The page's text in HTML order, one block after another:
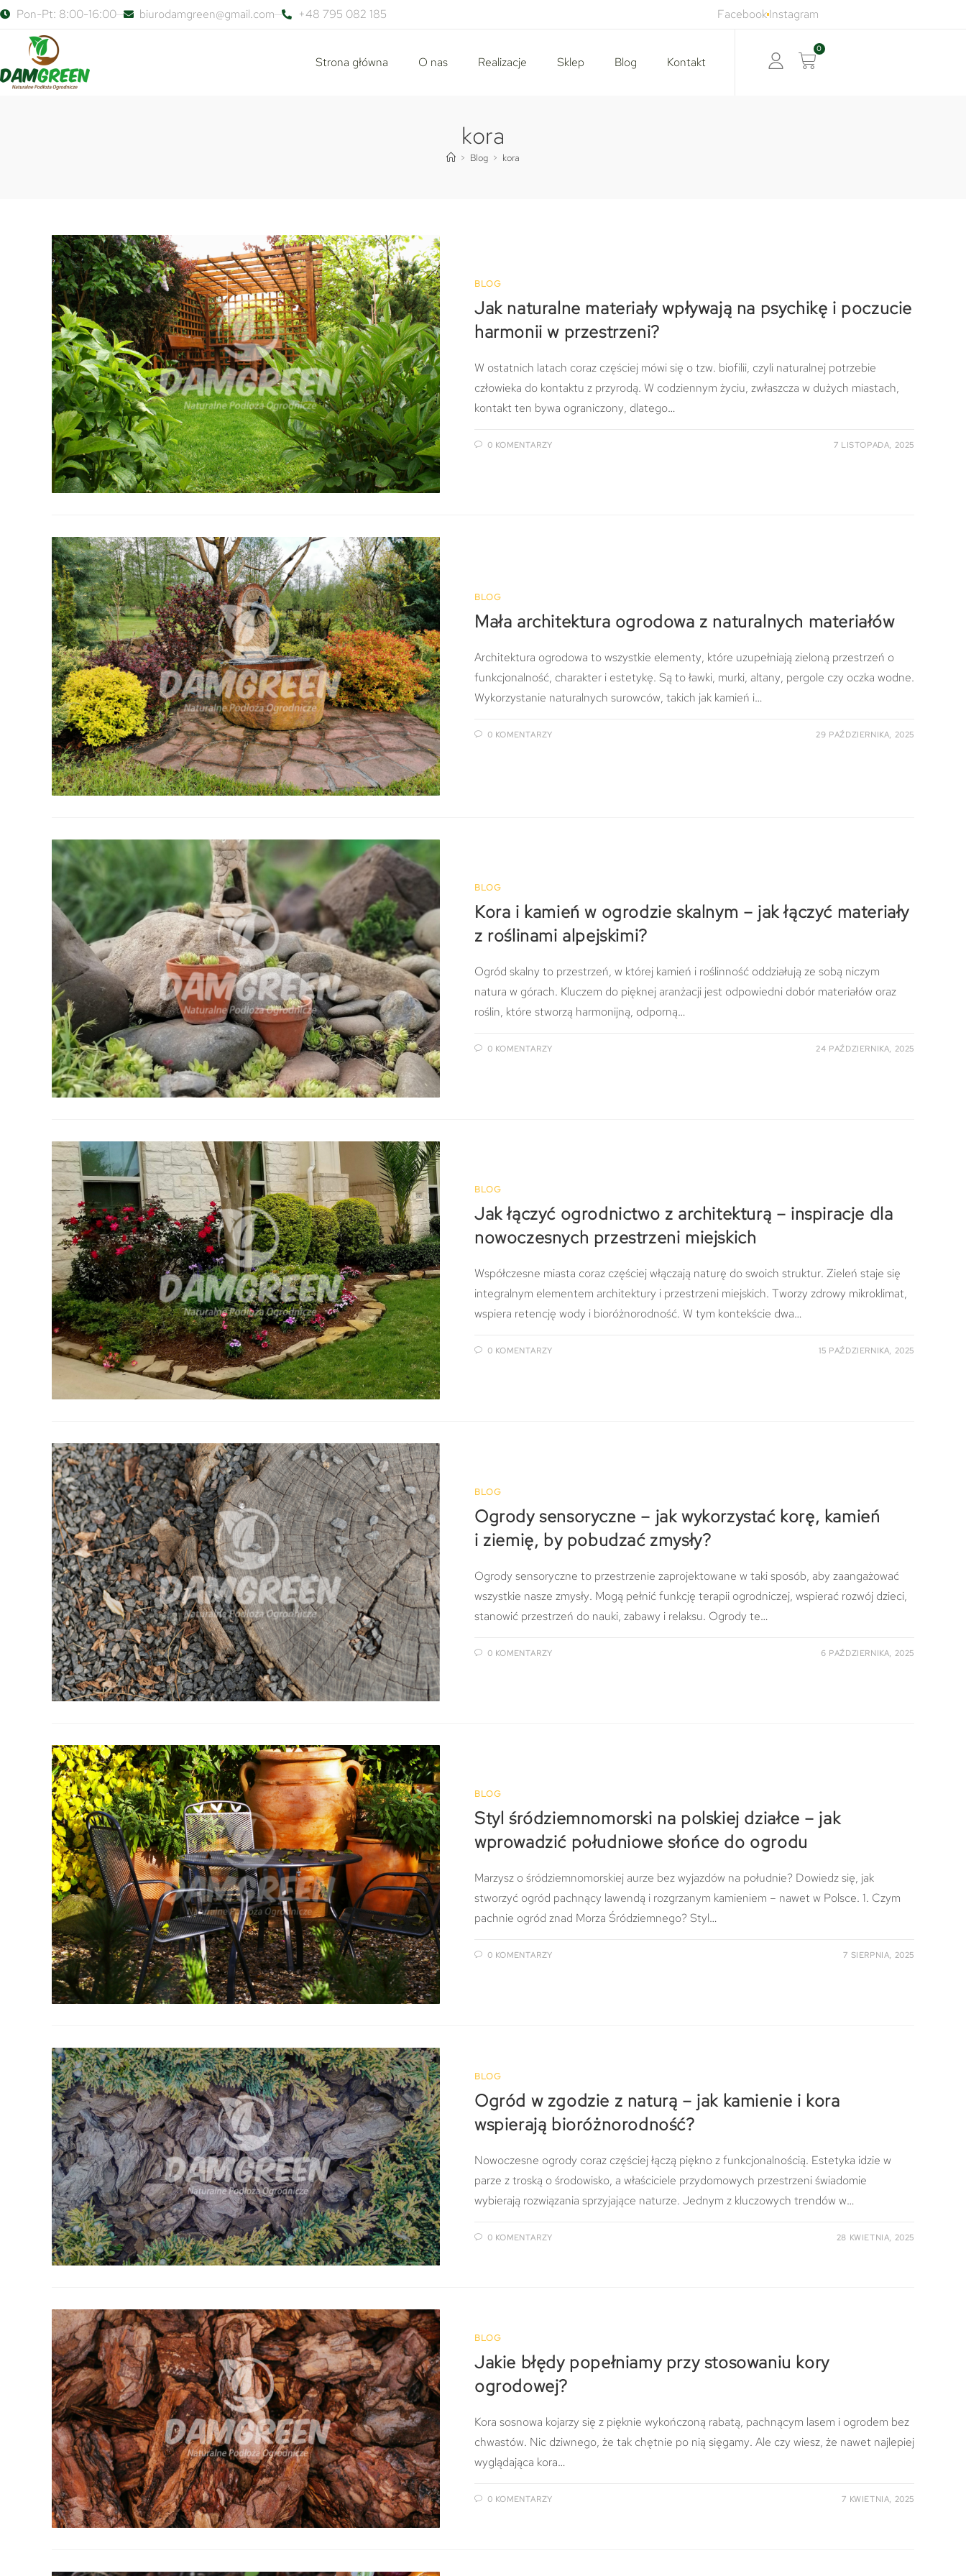
Pon-Pt: 8:00-16:00 biurodamgreen@gmail.com +48 795 082 185 FacebookInstagram
Strona główna O nas Realizacje Sklep Blog Kontakt
0
kora
> Blog > kora
BLOG
Jak naturalne materiały wpływają na psychikę i poczucie
harmonii w przestrzeni?
W ostatnich latach coraz częściej mówi się o tzw. biofilii, czyli naturalnej potrzebie
człowieka do kontaktu z przyrodą. W codziennym życiu, zwłaszcza w dużych miastach,
kontakt ten bywa ograniczony, dlatego…
0 KOMENTARZY 7 LISTOPADA, 2025
BLOG
Mała architektura ogrodowa z naturalnych materiałów
Architektura ogrodowa to wszystkie elementy, które uzupełniają zieloną przestrzeń o
funkcjonalność, charakter i estetykę. Są to ławki, murki, altany, pergole czy oczka wodne.
Wykorzystanie naturalnych surowców, takich jak kamień i…
0 KOMENTARZY 29 PAŹDZIERNIKA, 2025
BLOG
Kora i kamień w ogrodzie skalnym – jak łączyć materiały
z roślinami alpejskimi?
Ogród skalny to przestrzeń, w której kamień i roślinność oddziałują ze sobą niczym
natura w górach. Kluczem do pięknej aranżacji jest odpowiedni dobór materiałów oraz
roślin, które stworzą harmonijną, odporną…
0 KOMENTARZY 24 PAŹDZIERNIKA, 2025
BLOG
Jak łączyć ogrodnictwo z architekturą – inspiracje dla
nowoczesnych przestrzeni miejskich
Współczesne miasta coraz częściej włączają naturę do swoich struktur. Zieleń staje się
integralnym elementem architektury i przestrzeni miejskich. Tworzy zdrowy mikroklimat,
wspiera retencję wody i bioróżnorodność. W tym kontekście dwa…
0 KOMENTARZY 15 PAŹDZIERNIKA, 2025
BLOG
Ogrody sensoryczne – jak wykorzystać korę, kamień
i ziemię, by pobudzać zmysły?
Ogrody sensoryczne to przestrzenie zaprojektowane w taki sposób, aby zaangażować
wszystkie nasze zmysły. Mogą pełnić funkcję terapii ogrodniczej, wspierać rozwój dzieci,
stanowić przestrzeń do nauki, zabawy i relaksu. Ogrody te…
0 KOMENTARZY 6 PAŹDZIERNIKA, 2025
BLOG
Styl śródziemnomorski na polskiej działce – jak
wprowadzić południowe słońce do ogrodu
Marzysz o śródziemnomorskiej aurze bez wyjazdów na południe? Dowiedz się, jak
stworzyć ogród pachnący lawendą i rozgrzanym kamieniem – nawet w Polsce. 1. Czym
pachnie ogród znad Morza Śródziemnego? Styl…
0 KOMENTARZY 7 SIERPNIA, 2025
BLOG
Ogród w zgodzie z naturą – jak kamienie i kora
wspierają bioróżnorodność?
Nowoczesne ogrody coraz częściej łączą piękno z funkcjonalnością. Estetyka idzie w
parze z troską o środowisko, a właściciele przydomowych przestrzeni świadomie
wybierają rozwiązania sprzyjające naturze. Jednym z kluczowych trendów w…
0 KOMENTARZY 28 KWIETNIA, 2025
BLOG
Jakie błędy popełniamy przy stosowaniu kory
ogrodowej?
Kora sosnowa kojarzy się z pięknie wykończoną rabatą, pachnącym lasem i ogrodem bez
chwastów. Nic dziwnego, że tak chętnie po nią sięgamy. Ale czy wiesz, że nawet najlepiej
wyglądająca kora…
0 KOMENTARZY 7 KWIETNIA, 2025